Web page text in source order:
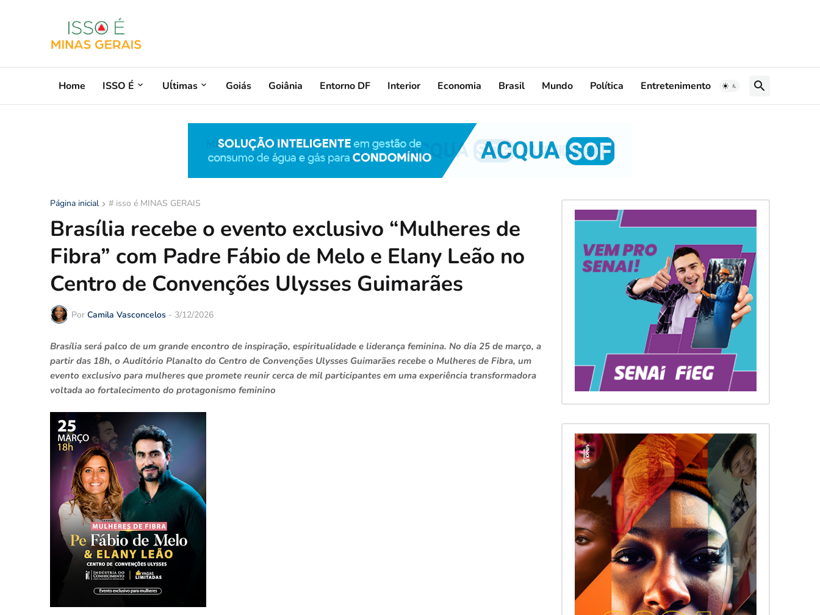
Home ISSO É Uĺtimas Goiás Goiânia Entorno DF Interior Economia Brasil Mundo Política Entretenimento
Página inicial # isso é MINAS GERAIS
Brasília recebe o evento exclusivo “Mulheres de
Fibra” com Padre Fábio de Melo e Elany Leão no
Centro de Convenções Ulysses Guimarães
Por Camila Vasconcelos - 3/12/2026
Brasília será palco de um grande encontro de inspiração, espiritualidade e liderança feminina. No dia 25 de março, a
partir das 18h, o Auditório Planalto do Centro de Convenções Ulysses Guimarães recebe o Mulheres de Fibra, um
evento exclusivo para mulheres que promete reunir cerca de mil participantes em uma experiência transformadora
voltada ao fortalecimento do protagonismo feminino